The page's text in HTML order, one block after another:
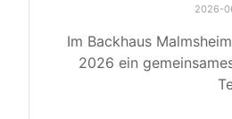
2026-
Im Backhaus
2026 ein